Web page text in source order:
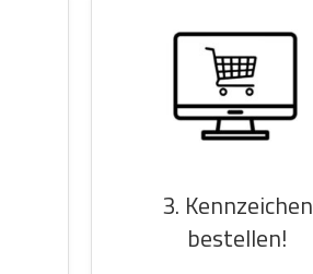
3. Kennzeichen
bestellen!